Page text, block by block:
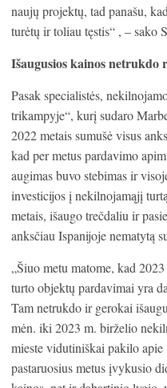
naujų projektų, tad panašu,
turėtų ir toliau tęstis“ , – sako
Išaugusios kainos netrukdo
Pasak specialistės,
trikampyje“, kurį sudaro
2022 metais sumušė visus
kad per metus pardavimo
augimas buvo stebimas ir
investicijos į nekilnojamąjį
metais, išaugo trečdaliu ir
anksčiau Ispanijoje nematytą
„Šiuo metu matome, kad
turto objektų pardavimai yra
Tam netrukdo ir gerokai
mėn. iki 2023 m. birželio
mieste vidutiniškai pakilo apie
pastaruosius metus įvykusio